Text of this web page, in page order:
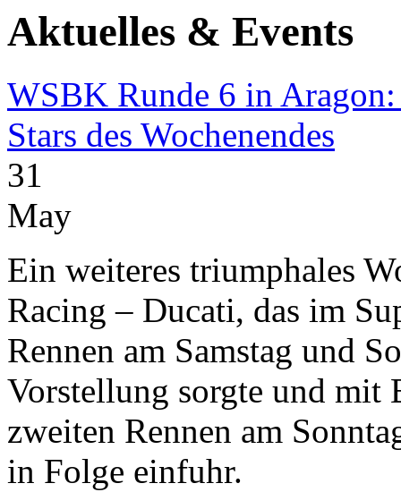
Aktuelles & Events
WSBK Runde 6 in
Stars des Wochenendes
31
May
Ein weiteres triumphales
Racing – Ducati, das im
Rennen am Samstag und
Vorstellung sorgte und mit
zweiten Rennen am
in Folge einfuhr.